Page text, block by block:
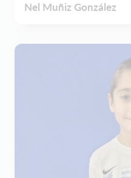
Nel Muñiz González